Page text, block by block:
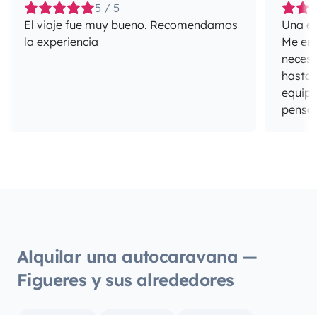
5 / 5
El viaje fue muy bueno. Recomendamos
la experiencia
Una
Me
hasta
Alquilar una autocaravana —
Figueres y sus alrededores